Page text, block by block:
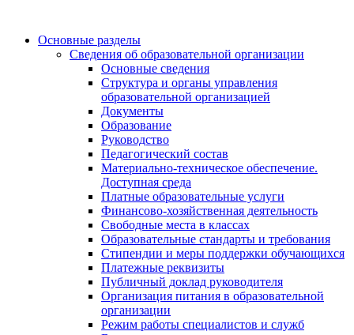
Основные разделы
Сведения об образовательной организации
Основные сведения
Структура и органы управления
образовательной организацией
Документы
Образование
Руководство
Педагогический состав
Материально-техническое обеспечение.
Доступная среда
Платные образовательные услуги
Финансово-хозяйственная деятельность
Свободные места в классах
Образовательные стандарты и требования
Стипендии и меры поддержки обучающихся
Платежные реквизиты
Публичный доклад руководителя
Организация питания в образовательной
организации
Режим работы специалистов и служб